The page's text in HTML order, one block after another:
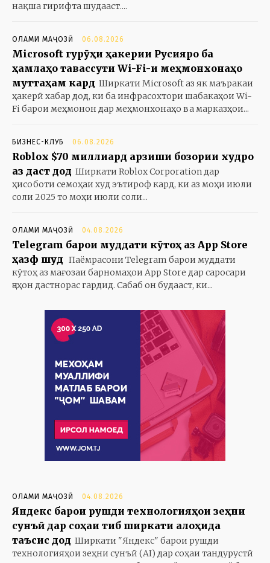
нақша гирифта шудааст....
ОЛАМИ МАҶОЗӢ 06.08.2026
Microsoft гурӯҳи ҳакерии Русияро ба
ҳамлаҳо тавассути Wi-Fi-и меҳмонхонаҳо
муттаҳам кард Ширкати Microsoft аз як маъракаи
ҳакерӣ хабар дод, ки ба инфрасохтори шабакаҳои Wi-
Fi барои меҳмонон дар меҳмонхонаҳо ва марказҳои...
БИЗНЕС-КЛУБ 06.08.2026
Roblox $70 миллиард арзиши бозории худро
аз даст дод Ширкати Roblox Corporation дар
ҳисоботи семоҳаи худ эътироф кард, ки аз моҳи июли
соли 2025 то моҳи июли соли...
ОЛАМИ МАҶОЗӢ 04.08.2026
Telegram барои муддати кӯтоҳ аз App Store
ҳазф шуд Паёмрасони Telegram барои муддати
кӯтоҳ аз мағозаи барномаҳои App Store дар саросари
ҷаҳон дастнорас гардид. Сабаб он будааст, ки...
ОЛАМИ МАҶОЗӢ 04.08.2026
Яндекс барои рушди технологияҳои зеҳни
сунъӣ дар соҳаи тиб ширкати алоҳида
таъсис дод Ширкати "Яндекс" барои рушди
технологияҳои зеҳни сунъӣ (AI) дар соҳаи тандурустӣ